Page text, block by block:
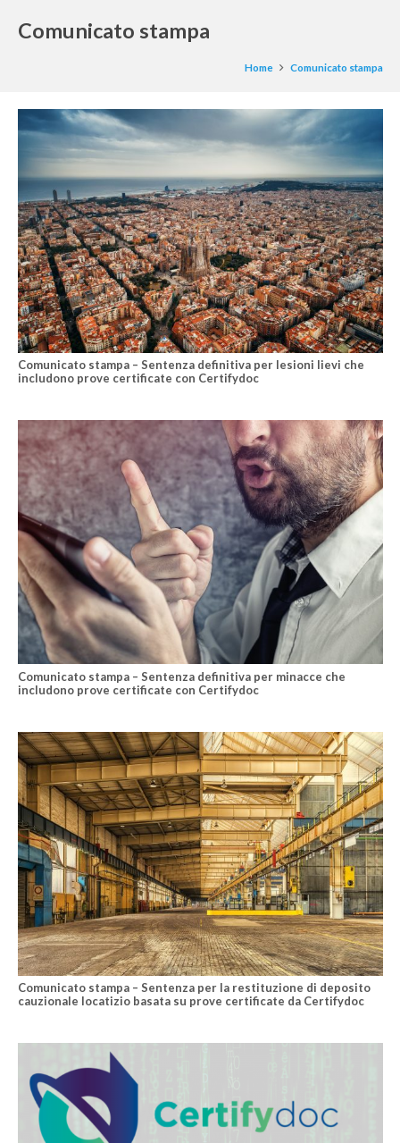
Comunicato stampa
Home Comunicato stampa
Comunicato stampa – Sentenza definitiva per lesioni lievi che
includono prove certificate con Certifydoc
Comunicato stampa – Sentenza definitiva per minacce che
includono prove certificate con Certifydoc
Comunicato stampa – Sentenza per la restituzione di deposito
cauzionale locatizio basata su prove certificate da Certifydoc